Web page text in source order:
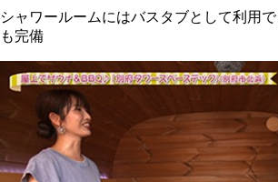
シャワールームにはバスタブとして利用で
も完備